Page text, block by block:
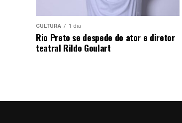
CULTURA 1 dia
Rio Preto se despede do ator e diretor
teatral Rildo Goulart